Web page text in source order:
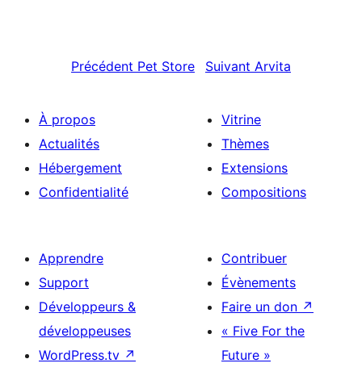
Précédent Pet Store Suivant Arvita
À propos
Actualités
Hébergement
Confidentialité
Vitrine
Thèmes
Extensions
Compositions
Apprendre
Support
Développeurs &
développeuses
WordPress.tv ↗
Contribuer
Évènements
Faire un don ↗
« Five For the
Future »